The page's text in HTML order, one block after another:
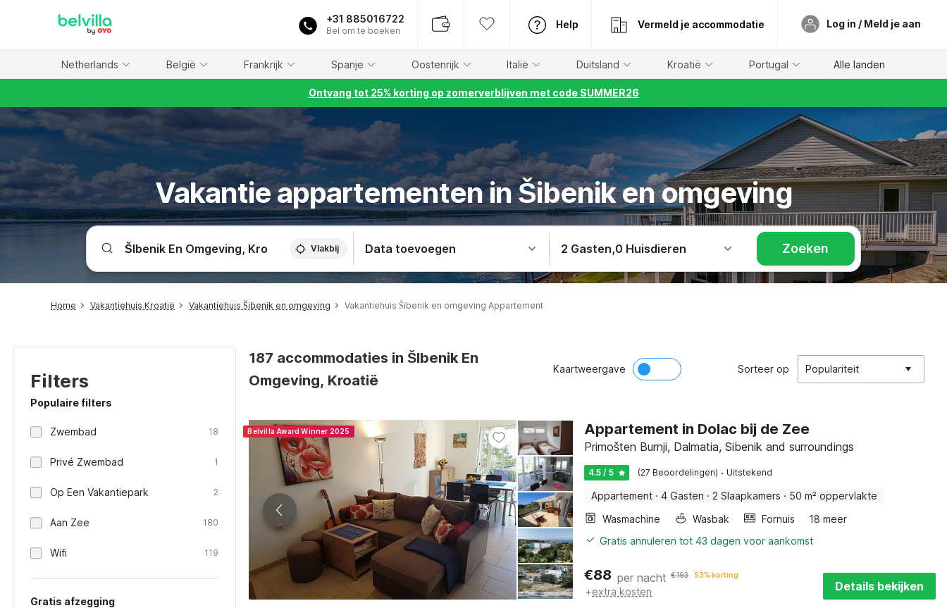
+31 885016722
Bel om te boeken
Help Vermeld je accommodatie Log in / Meld je aan
Netherlands België Frankrijk Spanje Oostenrijk Italië Duitsland Kroatië Portugal Alle landen
Ontvang tot 25% korting op zomerverblijven met code SUMMER26
Vakantie appartementen in Šibenik en omgeving
Vlakbij Data toevoegen 2 Gasten,0 Huisdieren Zoeken
Home Vakantiehuis Kroatië Vakantiehuis Šibenik en omgeving Vakantiehuis Šibenik en omgeving Appartement
Filters
Populaire filters
Zwembad 18
Privé Zwembad 1
Op Een Vakantiepark 2
Aan Zee 180
Wifi 119
Gratis afzegging
187 accommodaties in ŠIbenik En
Omgeving, Kroatië
Kaartweergave Sorteer op Populariteit
Belvilla Award Winner 2025 Appartement in Dolac bij de Zee
Primošten Burnji, Dalmatia, Sibenik and surroundings
4.5 / 5 (27 Beoordelingen) · Uitstekend
Appartement · 4 Gasten · 2 Slaapkamers · 50 m² oppervlakte
Wasmachine
Wasbak Fornuis
18 meer
Gratis annuleren tot 43 dagen voor aankomst
€88 per nacht €193 53% korting
+extra kosten Details bekijken